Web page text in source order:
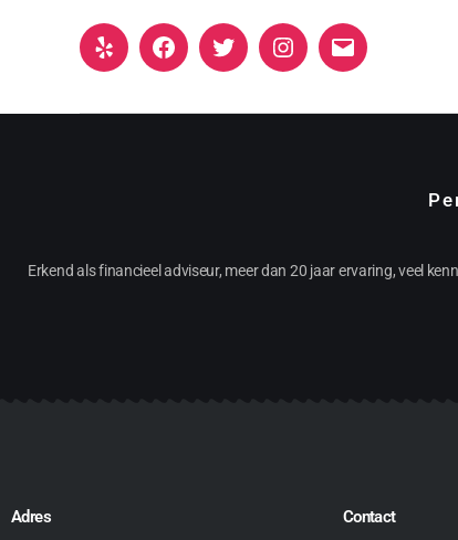
Erkend als financieel adviseur, meer dan 20 jaar ervaring, veel
Adres Contact